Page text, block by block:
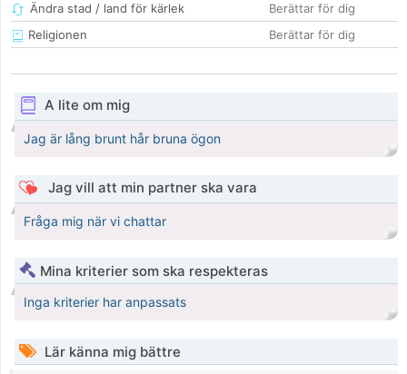
Ändra stad / land för kärlek
Berättar för dig
Religionen
Berättar för dig
A lite om mig
Jag är lång brunt hår bruna ögon
Jag vill att min partner ska vara
Fråga mig när vi chattar
Mina kriterier som ska respekteras
Inga kriterier har anpassats
Lär känna mig bättre